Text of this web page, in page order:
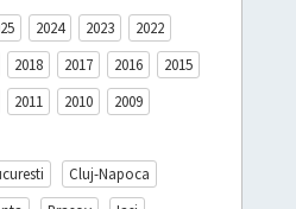
2024 2023
2022
2018 2017 2016
2015
2011 2010 2009
Cluj-Napoca